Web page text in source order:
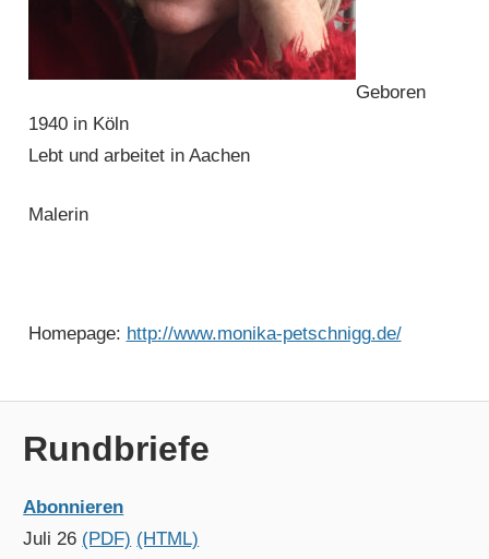
Geboren
1940 in Köln
Lebt und arbeitet in Aachen
Malerin
Homepage: http://www.monika-petschnigg.de/
Rundbriefe
Abonnieren
Juli 26 (PDF) (HTML)